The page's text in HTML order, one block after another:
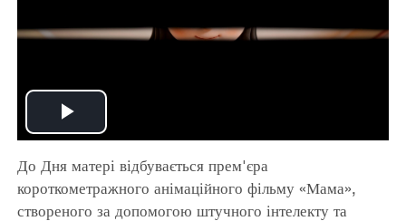
Play
Video
До Дня матері відбувається прем'єра
короткометражного анімаційного фільму «Мама»,
створеного за допомогою штучного інтелекту та